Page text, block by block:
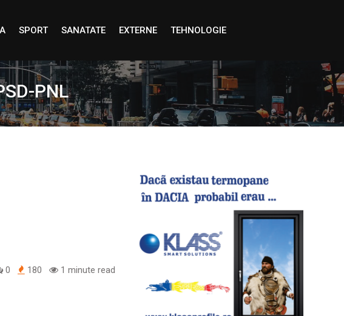
SPORT SANATATE EXTERNE TEHNOLOGIE
PNL
0 180 1 minute read